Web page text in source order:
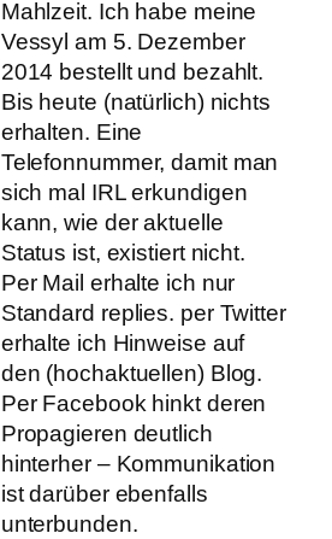
Mahlzeit. Ich habe meine
Vessyl am 5. Dezember
2014 bestellt und bezahlt.
Bis heute (natürlich) nichts
erhalten. Eine
Telefonnummer, damit man
sich mal IRL erkundigen
kann, wie der aktuelle
Status ist, existiert nicht.
Per Mail erhalte ich nur
Standard replies. per Twitter
erhalte ich Hinweise auf
den (hochaktuellen) Blog.
Per Facebook hinkt deren
Propagieren deutlich
hinterher – Kommunikation
ist darüber ebenfalls
unterbunden.